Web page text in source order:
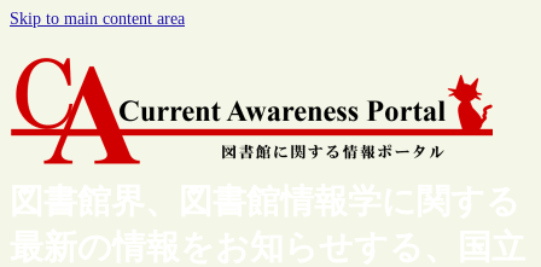
Skip to main content area
図書館界、図書館情報学に関する
最新の情報をお知らせする、国立